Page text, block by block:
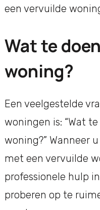
een vervuilde
Wat te
woning?
Een veelgestelde
woningen is: “Wat
woning?” Wanneer
met een vervuilde
professionele hulp
proberen op te